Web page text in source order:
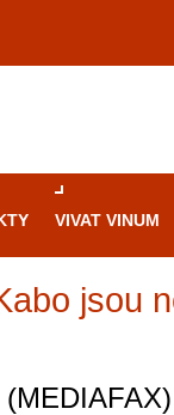
VIVAT VINUM
jsou